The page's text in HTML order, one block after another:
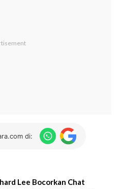
di:
Lee Bocorkan Chat